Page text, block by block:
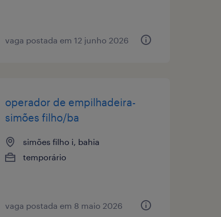
vaga postada em 12 junho 2026
operador de empilhadeira-
simões filho/ba
simões filho i, bahia
temporário
vaga postada em 8 maio 2026